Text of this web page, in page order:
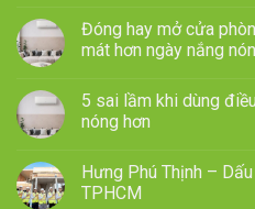
Đóng hay mở cửa
mát hơn ngày nắng
5 sai lầm khi dùng
nóng hơn
Hưng Phú Thịnh –
TPHCM